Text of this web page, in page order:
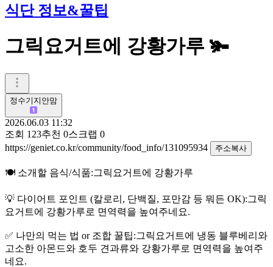
식단 정보&꿀팁
그릭요거트에 강황가루 🫚
정수기지안맘
2026.06.03 11:32
조회 123추천 0스크랩 0
https://geniet.co.kr/community/food_info/131095934
주소복사
🍽️ 소개할 음식/식품:그릭요거트에 강황가루
💡 다이어트 포인트 (칼로리, 단백질, 포만감 등 뭐든 OK):그릭
요거트에 강황가루로 면역력을 높여주네요.
✅ 나만의 먹는 법 or 조합 꿀팁:그릭요거트에 냉동 블루베리와
고소한 아몬드와 호두 견과류와 강황가루로 면역력을 높여주
네요.